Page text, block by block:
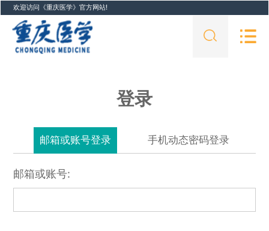
欢迎访问《重庆医学》官方网站!
登录
邮箱或账号登录 手机动态密码登录
邮箱或账号: